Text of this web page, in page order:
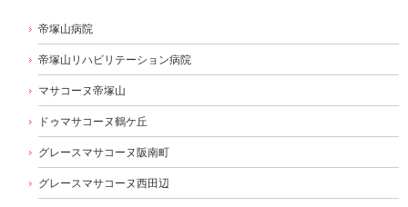
帝塚山病院
帝塚山リハビリテーション病院
マサコーヌ帝塚山
ドゥマサコーヌ鶴ケ丘
グレースマサコーヌ阪南町
グレースマサコーヌ西田辺